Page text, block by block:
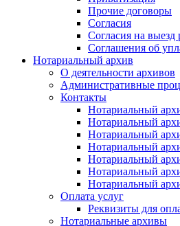
Прочие договоры
Согласия
Согласия на выезд
Соглашения об
Нотариальный архив
О деятельности архивов
Административные
Контакты
Нотариальный
Нотариальный
Нотариальный
Нотариальный
Нотариальный
Нотариальный
Нотариальный
Оплата услуг
Реквизиты для
Нотариальные архивы